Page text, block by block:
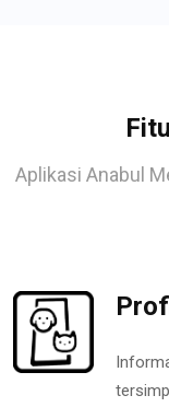
Aplikasi Anabul